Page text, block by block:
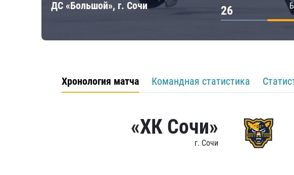
ДС «Большой», г. Сочи 26
Хронология матча Командная статистика
«ХК Сочи»
г. Сочи